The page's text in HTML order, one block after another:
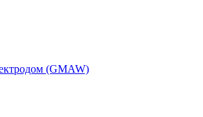
(GMAW)